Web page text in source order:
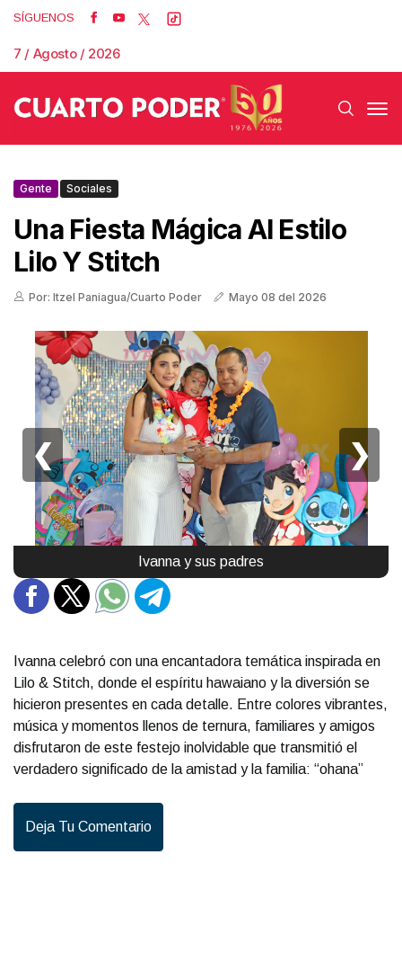
SÍGUENOS
7 / Agosto / 2026
Gente Sociales
Una Fiesta Mágica Al Estilo
Lilo Y Stitch
Por: Itzel Paniagua/Cuarto Poder Mayo 08 del 2026
Ivanna y sus padres
❮ ❯
Ivanna celebró con una encantadora temática inspirada en
Lilo & Stitch, donde el espíritu hawaiano y la diversión se
hicieron presentes en cada detalle. Entre colores vibrantes,
música y momentos llenos de ternura, familiares y amigos
disfrutaron de este festejo inolvidable que transmitió el
verdadero significado de la amistad y la familia: “ohana”
Deja Tu Comentario